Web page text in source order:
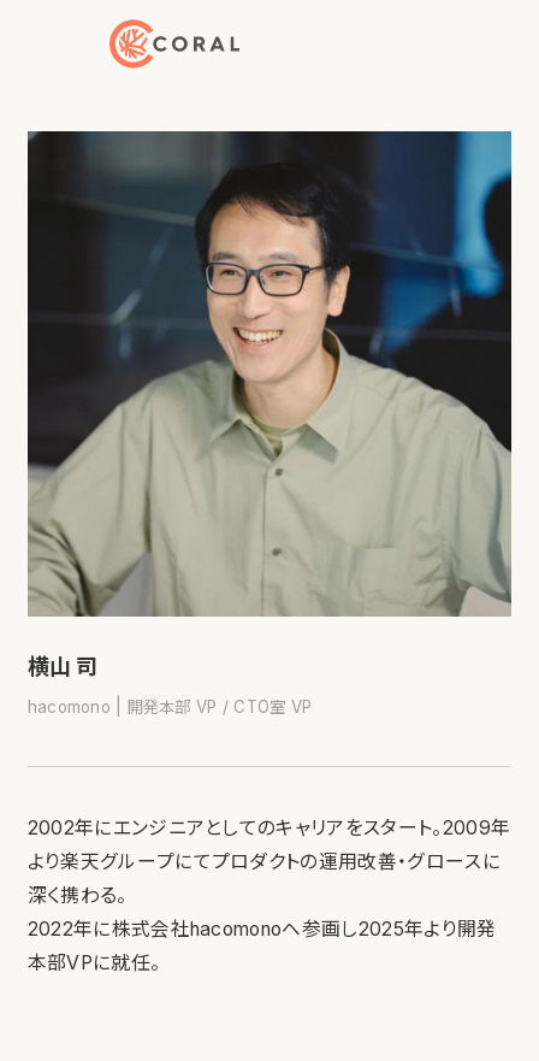
トップページへ戻る
横山 司
hacomono | 開発本部 VP / CTO室 VP
2002年にエンジニアとしてのキャリアをスタート。2009年
より楽天グループにてプロダクトの運用改善・グロースに
深く携わる。
2022年に株式会社hacomonoへ参画し2025年より開発
本部VPに就任。